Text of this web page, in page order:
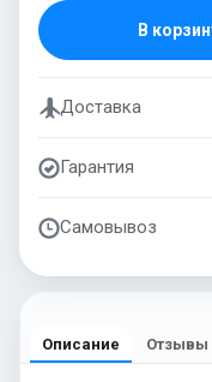
В
Доставка
Гарантия
Самовывоз
Описание Отзывы